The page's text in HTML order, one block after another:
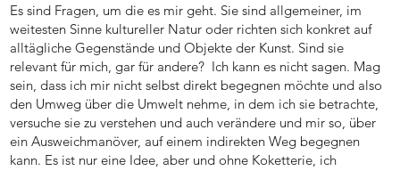
Es sind Fragen, um die es mir geht. Sie sind allgemeiner, im
weitesten Sinne kultureller Natur oder richten sich konkret auf
alltägliche Gegenstände und Objekte der Kunst. Sind sie
relevant für mich, gar für andere? Ich kann es nicht sagen. Mag
sein, dass ich mir nicht selbst direkt begegnen möchte und also
den Umweg über die Umwelt nehme, in dem ich sie betrachte,
versuche sie zu verstehen und auch verändere und mir so, über
ein Ausweichmanöver, auf einem indirekten Weg begegnen
kann. Es ist nur eine Idee, aber und ohne Koketterie, ich